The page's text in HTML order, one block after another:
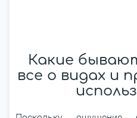
Какие
все о видах и